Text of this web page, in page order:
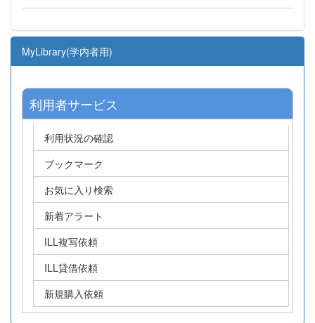
MyLibrary(学内者用)
利用者サービス
利用状況の確認
ブックマーク
お気に入り検索
新着アラート
ILL複写依頼
ILL貸借依頼
新規購入依頼